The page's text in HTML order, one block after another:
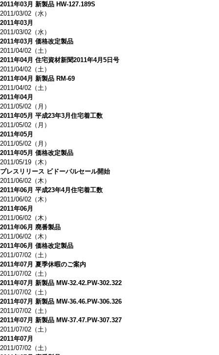
2011年03月 新製品 HW-127.189S
2011/03/02（水）
2011年03月
2011/03/02（水）
2011年03月 価格改定製品
2011/04/02（土）
2011年04月 住宅資材新聞2011年4月5日号
2011/04/02（土）
2011年04月 新製品 RM-69
2011/04/02（土）
2011年04月
2011/05/02（月）
2011年05月 平成23年3月住宅着工数
2011/05/02（月）
2011年05月
2011/05/02（月）
2011年05月 価格改定製品
2011/05/19（木）
プレスリリース ビドーパルセール開始
2011/06/02（木）
2011年06月 平成23年4月住宅着工数
2011/06/02（木）
2011年06月
2011/06/02（木）
2011年06月 廃番製品
2011/06/02（木）
2011年06月 価格改定製品
2011/07/02（土）
2011年07月 夏季休暇のご案内
2011/07/02（土）
2011年07月 新製品 MW-32.42.PW-302.322
2011/07/02（土）
2011年07月 新製品 MW-36.46.PW-306.326
2011/07/02（土）
2011年07月 新製品 MW-37.47.PW-307.327
2011/07/02（土）
2011年07月
2011/07/02（土）